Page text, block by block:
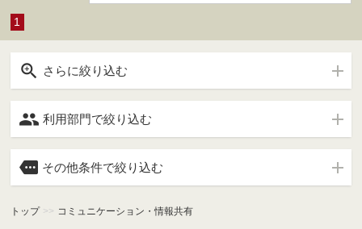
1
 さらに絞り込む
 利用部門で絞り込む
 その他条件で絞り込む
トップ >> コミュニケーション・情報共有